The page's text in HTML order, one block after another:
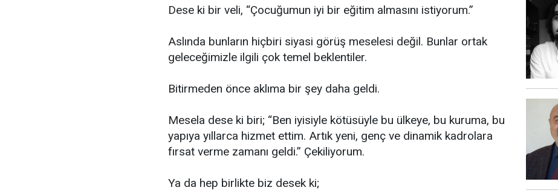
Dese ki bir veli, “Çocuğumun iyi bir eğitim almasını istiyorum.”
Aslında bunların hiçbiri siyasi görüş meselesi değil. Bunlar ortak
geleceğimizle ilgili çok temel beklentiler.
Bitirmeden önce aklıma bir şey daha geldi.
Mesela dese ki biri; “Ben iyisiyle kötüsüyle bu ülkeye, bu kuruma, bu
yapıya yıllarca hizmet ettim. Artık yeni, genç ve dinamik kadrolara
fırsat verme zamanı geldi.” Çekiliyorum.
Ya da hep birlikte biz desek ki;